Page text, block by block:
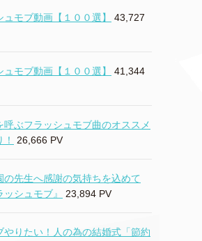
モブ動画【１００選】
43,727
モブ動画【１００選】
41,344
呼ぶフラッシュモブ曲のオススメ
26,666 PV
の先生へ感謝の気持ちを込めて
ッシュモブ』
23,894 PV
やりたい！人の為の結婚式「節約